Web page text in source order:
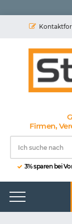
Firmen,
3% sparen bei